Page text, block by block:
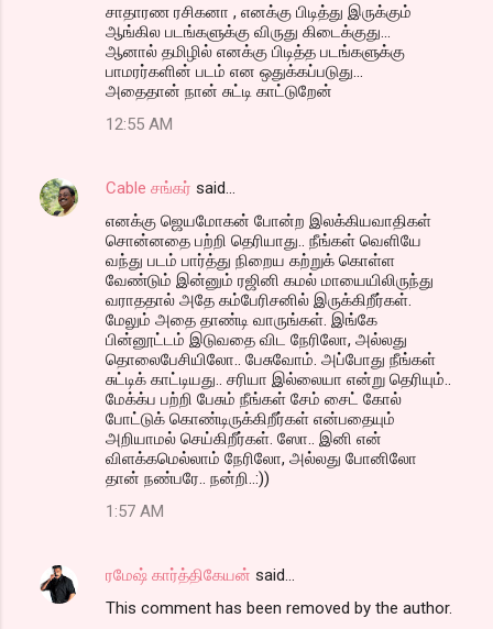
சாதாரண ரசிகனா , எனக்கு பிடித்து இருக்கும்
ஆங்கில படங்களுக்கு விருது கிடைக்குது...
ஆனால் தமிழில் எனக்கு பிடித்த படங்களுக்கு
பாமரர்களின் படம் என ஒதுக்கப்படுது...
அதைதான் நான் சுட்டி காட்டுறேன்
12:55 AM
Cable சங்கர் said…
எனக்கு ஜெயமோகன் போன்ற இலக்கியவாதிகள்
சொன்னதை பற்றி தெரியாது.. நீங்கள் வெளியே
வந்து படம் பார்த்து நிறைய கற்றுக் கொள்ள
வேண்டும் இன்னும் ரஜினி கமல் மாயையிலிருந்து
வராததால் அதே கம்பேரிசனில் இருக்கிறீர்கள்.
மேலும் அதை தாண்டி வாருங்கள். இங்கே
பின்னூட்டம் இடுவதை விட நேரிலோ, அல்லது
தொலைபேசியிலோ.. பேசுவோம். அப்போது நீங்கள்
சுட்டிக் காட்டியது.. சரியா இல்லையா என்று தெரியும்..
மேக்க்ப பற்றி பேசும் நீங்கள் சேம் சைட் கோல்
போட்டுக் கொண்டிருக்கிறீர்கள் என்பதையும்
அறியாமல் செய்கிறீர்கள். ஸோ.. இனி என்
விளக்கமெல்லாம் நேரிலோ, அல்லது போனிலோ
தான் நண்பரே.. நன்றி..:))
1:57 AM
ரமேஷ் கார்த்திகேயன் said…
This comment has been removed by the author.